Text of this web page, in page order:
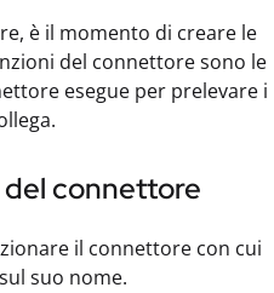
è il momento di creare le
del connettore sono le
esegue per prelevare i
connettore
il connettore con cui
suo nome.